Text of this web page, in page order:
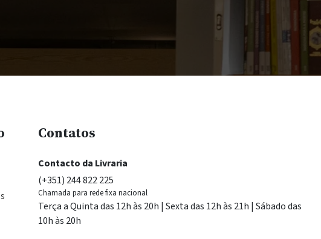
Contatos
Contacto da Livraria
(+351) 244 822 225
Chamada para rede fixa nacional
Terça a Quinta das 12h às 20h | Sexta das 12h às 21h | Sábado das
10h às 20h